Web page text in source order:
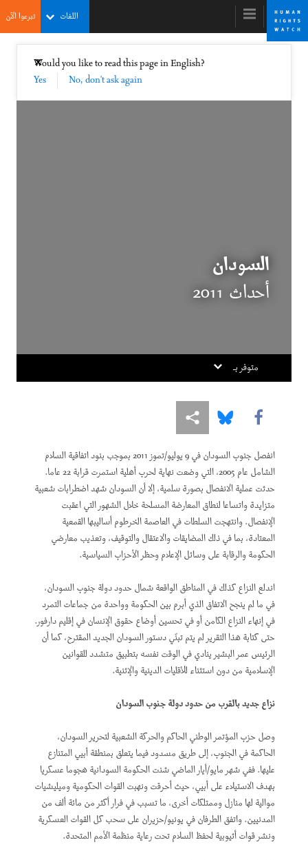
Skip
cookie
Skip
main
Before the Arab Spring, the Unseen Thaw
From Paternalism to Dignity
Domestic Workers
World Report 2012: After the Fall
DOWNLOAD
اللغات تبرعوا الآن
Would you like to read this page in English?
Yes
No, don't ask again
✕إغلاق
السودان
أحداث 2011
متوفر بـ
Share this via Facebook
Share this via Bluesky
Share this via مشاركة
انفصل جنوب السودان في 9 يوليو/تموز 2011 بموجب بنود اتفاقية السلام
الشامل عام 2005، التي وضعت نهاية لحرب أهلية استمرت قرابة 22 عاما.
حدثت عملية الانفصال بصورة سلمية، إلا أن السودان شهد اضطرابات شعبية
متزايدة واتساعا لنطاق المعارضة المسلحة خلال الشهور التي اعقبت
الإنفصال. وانتهجت السلطات في العاصمة الخرطوم أساليبها القمعية
المعتادة، بما في ذلك المضايقات والاعتقال والتوقيف، وتعذيب معارضي
الحكومة والرقابة على وسائل الإعلام وحظر الأحزاب السياسية.
اندلع النزاع كذلك في المناطق الواقعة شمال حدود دولة جنوب السودان،
في ما لم ينجح الاتفاق الذي أبرم بين الحكومة وواحدة من جماعات التمرد
في إنهاء النزاع الكامن أو في تحسين أوضاع حقوق الإنسان في إقليم دارفور.
حتى كتابة هذا التقرير لم يتم تبنّي دستور السودان الجديد المقترح، كما أن
الرئيس عمر البشير ينادي في الوقت نفسه بتطبيق متشدد للقوانين
الإسلامية من دون استثناء للأقليات الدينية والإثنية.
نزاع جديد بالقرب من حدود دولة جنوب السودان
وصل حزب المؤتمر الوطني الحاكم والحركة الشعبية لتحرير السودان،
الحاكمة في الجنوب، إلى طريق مسدود فيما يتعلق بمنطقة أبيي المتنازع
عليها. ففي شهر مايو/أيار الماضي شنت الحكومة السودانية هجوما عسكريا
بهدف الاستيلاء على أبيي، حيث أحرقت ونهبت القوات الحكومية وميليشيات
موالية لها منازل وممتلكات أخرى، ما تسبب في فرار أكثر من مائة ألف من
المدنيين. واتفق الطرفان في يونيو/حزيران على سحب كل القوات العسكرية
ونشر قوات أثيوبية لحفظ السلام تحت رعاية منظمة الأمم المتحدة.